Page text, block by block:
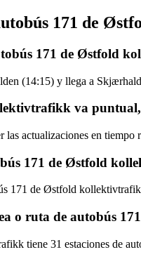
171 de
171 de Østfold
(14:15) y llega a
va
las actualizaciones en
171 de Østfold
171 de Østfold
o ruta de autobús
tiene 31 estaciones de